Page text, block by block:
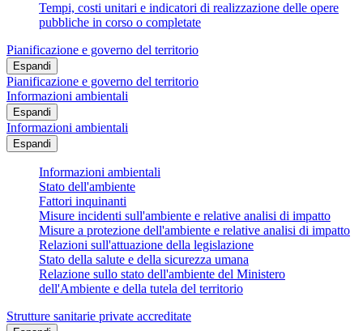
Tempi, costi unitari e indicatori di realizzazione delle opere
pubbliche in corso o completate
Pianificazione e governo del territorio
Espandi
Pianificazione e governo del territorio
Informazioni ambientali
Espandi
Informazioni ambientali
Espandi
Informazioni ambientali
Stato dell'ambiente
Fattori inquinanti
Misure incidenti sull'ambiente e relative analisi di impatto
Misure a protezione dell'ambiente e relative analisi di impatto
Relazioni sull'attuazione della legislazione
Stato della salute e della sicurezza umana
Relazione sullo stato dell'ambiente del Ministero
dell'Ambiente e della tutela del territorio
Strutture sanitarie private accreditate